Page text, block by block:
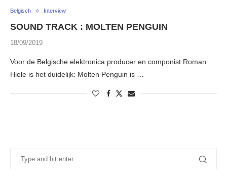
Belgisch Interview
SOUND TRACK : MOLTEN PENGUIN
18/09/2019
Voor de Belgische elektronica producer en componist Roman
Hiele is het duidelijk: Molten Penguin is …